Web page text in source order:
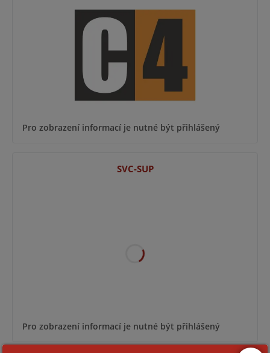
Pro zobrazení informací je nutné být přihlášený
SVC-SUP
Pro zobrazení informací je nutné být přihlášený